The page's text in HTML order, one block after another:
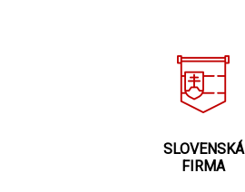
SLOVENSKÁ
FIRMA